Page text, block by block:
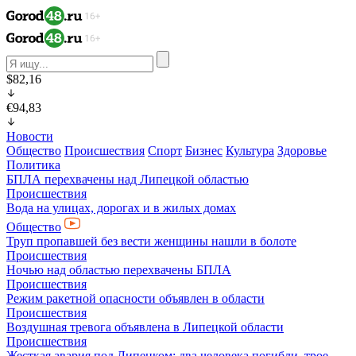
$82,16
€94,83
Новости
Общество Происшествия Спорт Бизнес Культура Здоровье
Политика
БПЛА перехвачены над Липецкой областью
Происшествия
Вода на улицах, дорогах и в жилых домах
Общество
Труп пропавшей без вести женщины нашли в болоте
Происшествия
Ночью над областью перехвачены БПЛА
Происшествия
Режим ракетной опасности объявлен в области
Происшествия
Воздушная тревога объявлена в Липецкой области
Происшествия